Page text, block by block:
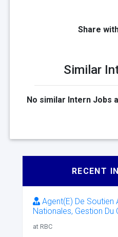
Share
Similar
No similar Intern Jobs
RECENT
Agent(E) De Soutien
Nationales, Gestion
at RBC